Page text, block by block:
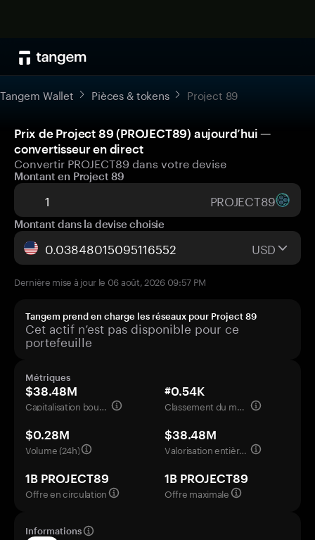
Tangem Wallet Pièces & tokens Project 89
Prix de Project 89 (PROJECT89) aujourd’hui —
convertisseur en direct
Convertir PROJECT89 dans votre devise
Montant en Project 89
PROJECT89
Montant dans la devise choisie
USD
Dernière mise à jour le 06 août, 2026 09:57 PM
Tangem prend en charge les réseaux pour Project 89
Cet actif n’est pas disponible pour ce
portefeuille
Métriques
$38.48M
Capitalisation boursière
#0.54K
Classement du marché
$0.28M
Volume (24h)
$38.48M
Valorisation entièrement diluée
1B PROJECT89
Offre en circulation
1B PROJECT89
Offre maximale
Informations